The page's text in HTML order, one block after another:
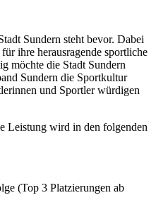
Sundern steht bevor. Dabei
ihre herausragende sportliche
möchte die Stadt Sundern
Sundern die Sportkultur
und Sportler würdigen
Leistung wird in den folgenden
(Top 3 Platzierungen ab